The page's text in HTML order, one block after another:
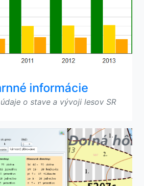
informácie
o stave a vývoji lesov SR